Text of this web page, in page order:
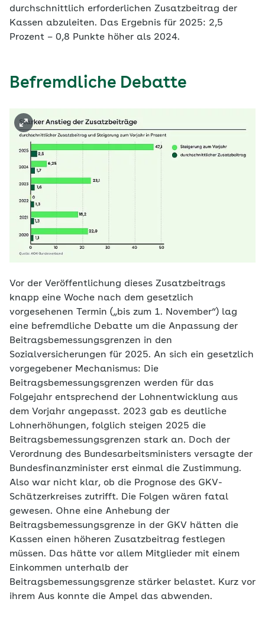
durchschnittlich erforderlichen Zusatzbeitrag der
Kassen abzuleiten. Das Ergebnis für 2025: 2,5
Prozent – 0,8 Punkte höher als 2024.
Befremdliche Debatte
Vor der Veröffentlichung dieses Zusatzbeitrags
knapp eine Woche nach dem gesetzlich
vorgesehenen Termin („bis zum 1. November“) lag
eine befremdliche Debatte um die Anpassung der
Beitragsbemessungsgrenzen in den
Sozialversicherungen für 2025. An sich ein gesetzlich
vorgegebener Mechanismus: Die
Beitragsbemessungsgrenzen werden für das
Folgejahr entsprechend der Lohnentwicklung aus
dem Vorjahr angepasst. 2023 gab es deutliche
Lohnerhöhungen, folglich steigen 2025 die
Beitragsbemessungsgrenzen stark an. Doch der
Verordnung des Bundesarbeitsministers versagte der
Bundesfinanzminister erst einmal die Zustimmung.
Also war nicht klar, ob die Prognose des GKV-
Schätzerkreises zutrifft. Die Folgen wären fatal
gewesen. Ohne eine Anhebung der
Beitragsbemessungsgrenze in der GKV hätten die
Kassen einen höheren Zusatzbeitrag festlegen
müssen. Das hätte vor allem Mitglieder mit einem
Einkommen unterhalb der
Beitragsbemessungsgrenze stärker belastet. Kurz vor
ihrem Aus konnte die Ampel das abwenden.